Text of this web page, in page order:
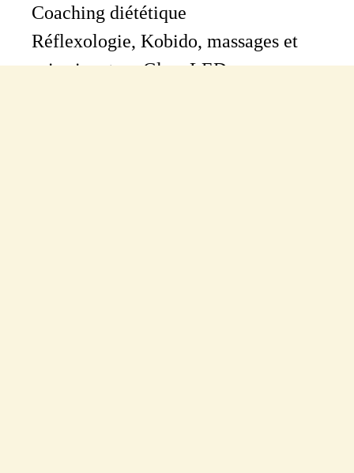
Coaching diététique
Réflexologie, Kobido, massages et
soin signature Glow LED